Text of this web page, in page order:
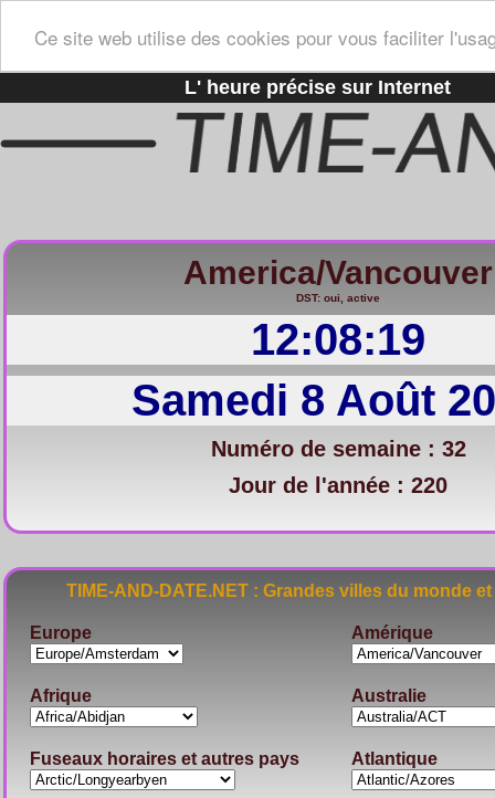
Ce site web utilise des cookies pour vous faciliter
L' heure précise sur Internet
America/Vancouver
DST: oui, active
12:08:20
Samedi 8 Août
Numéro de semaine : 32
Jour de l'année : 220
TIME-AND-DATE.NET : Grandes villes du
Europe Amérique
Afrique Australie
Fuseaux horaires et autres pays Atlantique